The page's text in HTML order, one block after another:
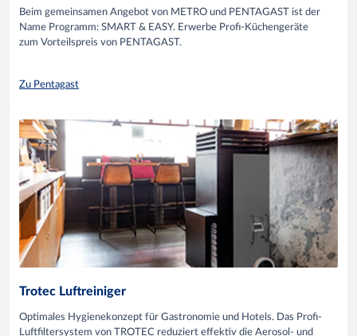
Beim gemeinsamen Angebot von METRO und PENTAGAST ist der
Name Programm: SMART & EASY. Erwerbe Profi-Küchengeräte
zum Vorteilspreis von PENTAGAST.
Zu Pentagast
Trotec Luftreiniger
Optimales Hygienekonzept für Gastronomie und Hotels. Das Profi-
Luftfiltersystem von TROTEC reduziert effektiv die Aerosol- und